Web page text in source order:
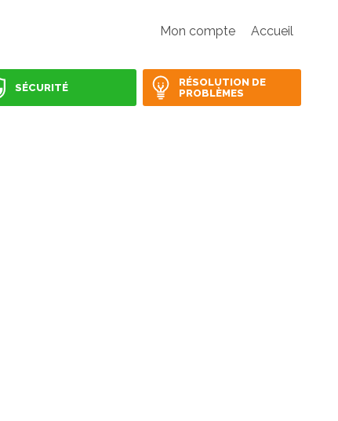
Mon compte Accueil
SÉCURITÉ
RÉSOLUTION DE
PROBLÈMES